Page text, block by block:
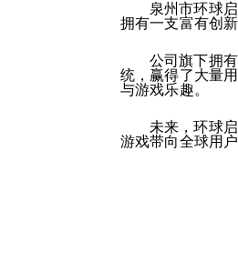
泉州市环球
拥有一支富有创
公司旗下拥
统，赢得了大量
与游戏乐趣。
未来，环球
游戏带向全球用